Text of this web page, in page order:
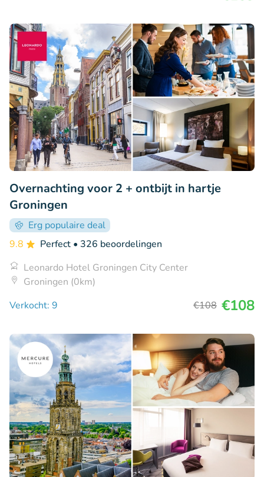
Overnachting voor 2 + ontbijt in hartje
Groningen
Erg populaire deal
9.8
Perfect • 326 beoordelingen
Leonardo Hotel Groningen City Center
Groningen (0km)
Verkocht: 9
€108 €108